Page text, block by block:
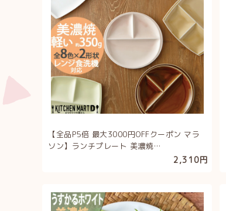
【全品P5倍 最大3000円OFFクーポン マラ
ソン】ランチプレート 美濃焼…
2,310円